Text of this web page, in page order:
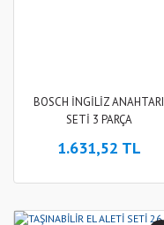
BOSCH İNGİLİZ ANAHTARI
SETİ 3 PARÇA
1.631,52 TL